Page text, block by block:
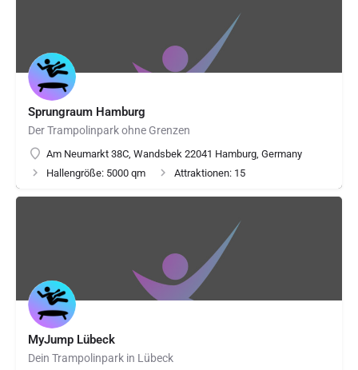
Sprungraum Hamburg
Der Trampolinpark ohne Grenzen
Am Neumarkt 38C, Wandsbek 22041 Hamburg, Germany
Hallengröße: 5000 qm
Attraktionen: 15
MyJump Lübeck
Dein Trampolinpark in Lübeck